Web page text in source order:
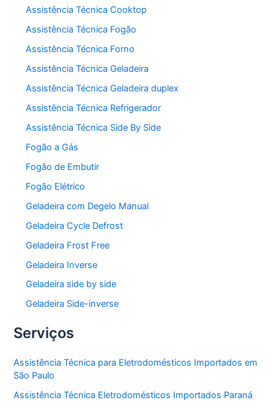
Assistência Técnica Cooktop
Assistência Técnica Fogão
Assistência Técnica Forno
Assistência Técnica Geladeira
Assistência Técnica Geladeira duplex
Assistência Técnica Refrigerador
Assistência Técnica Side By Side
Fogão a Gás
Fogão de Embutir
Fogão Elétrico
Geladeira com Degelo Manual
Geladeira Cycle Defrost
Geladeira Frost Free
Geladeira Inverse
Geladeira side by side
Geladeira Side-inverse
Serviços
Assistência Técnica para Eletrodomésticos Importados em
São Paulo
Assistência Técnica Eletrodomésticos Importados Paraná